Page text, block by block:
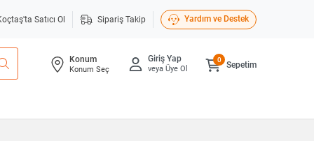
Satıcı Ol Sipariş Takip Yardım ve Destek
Konum
Konum Seç
Giriş Yap
veya Üye Ol Sepetim
0